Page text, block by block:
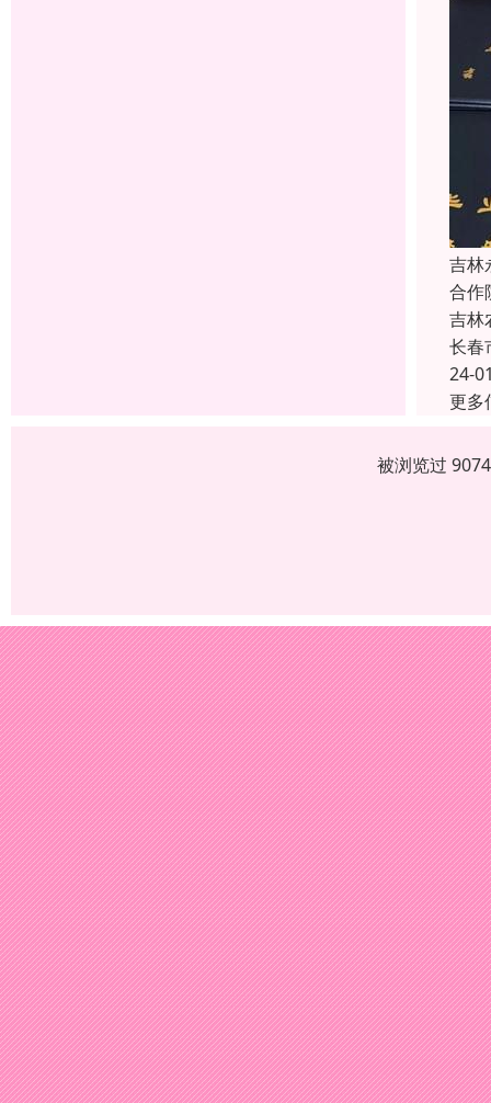
吉林
合作
吉林
长春
24-
更多
被浏览过